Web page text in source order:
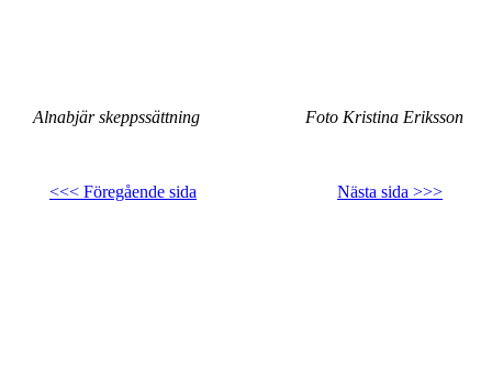
Alnabjär skeppssättning Foto Kristina Eriksson
<<< Föregående sida Nästa sida >>>